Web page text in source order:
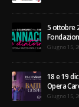
Dicembre
5 ottobre
Giugno 15,
18 e 19